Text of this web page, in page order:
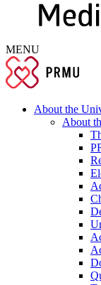
MENU
About the
About